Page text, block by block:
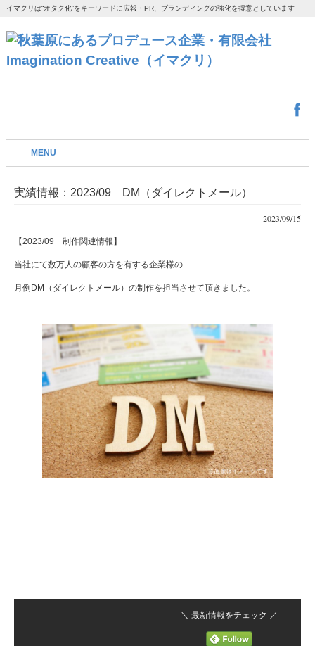
イマクリは“オタク化”をキーワードに広報・PR、ブランディングの強化を得意としています
MENU
実績情報：2023/09 DM（ダイレクトメール）
2023/09/15
【2023/09 制作関連情報】
当社にて数万人の顧客の方を有する企業様の
月例DM（ダイレクトメール）の制作を担当させて頂きました。
＼ 最新情報をチェック ／